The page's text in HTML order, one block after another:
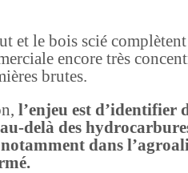
et le bois scié complètent
encore très
brutes.
l’enjeu est d’identifier
delà des
dans